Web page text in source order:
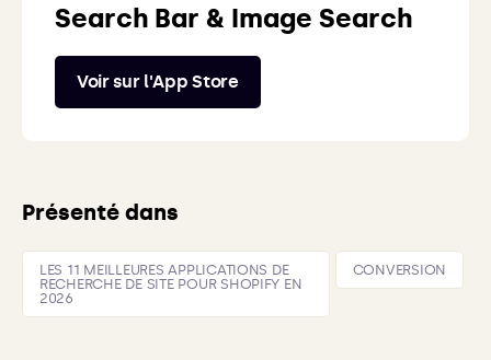
Search Bar & Image Search
Voir sur l'App Store
Présenté dans
LES 11 MEILLEURES APPLICATIONS DE
RECHERCHE DE SITE POUR SHOPIFY EN
2026
CONVERSION